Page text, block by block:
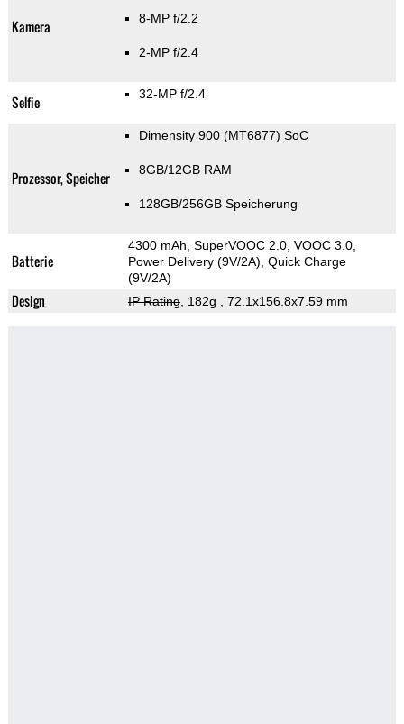
Kamera 8-MP f/2.2
2-MP f/2.4
Selfie 32-MP f/2.4
Prozessor, Speicher
Dimensity 900 (MT6877) SoC
8GB/12GB RAM
128GB/256GB Speicherung
Batterie
4300 mAh, SuperVOOC 2.0, VOOC 3.0,
Power Delivery (9V/2A), Quick Charge
(9V/2A)
Design IP Rating, 182g , 72.1x156.8x7.59 mm